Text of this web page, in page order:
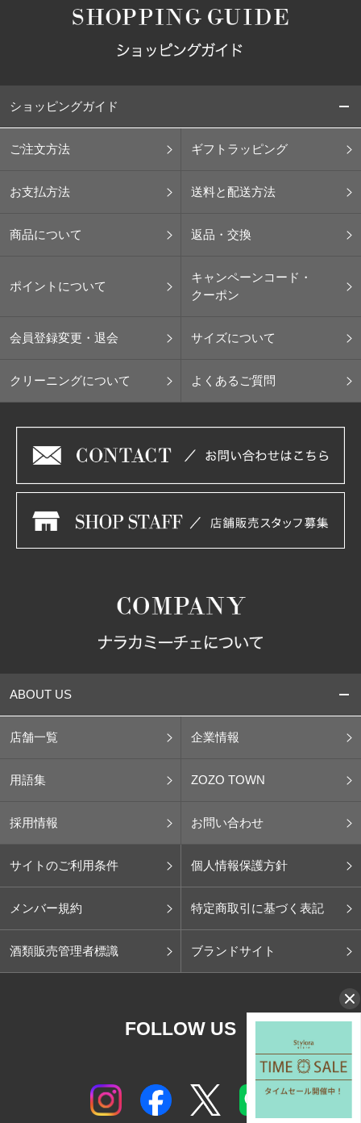
ショッピングガイド
ご注文方法 ギフトラッピング
お支払方法 送料と配送方法
商品について 返品・交換
ポイントについて
キャンペーンコード・
クーポン
会員登録変更・退会 サイズについて
クリーニングについて よくあるご質問
ABOUT US
店舗一覧 企業情報
用語集 ZOZO TOWN
採用情報 お問い合わせ
サイトのご利用条件 個人情報保護方針
メンバー規約 特定商取引に基づく表記
酒類販売管理者標識 ブランドサイト
FOLLOW US